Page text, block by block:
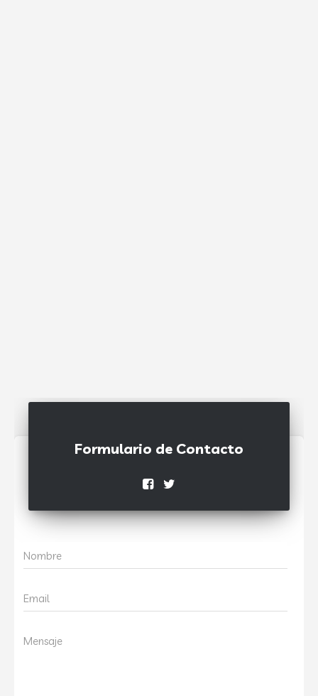
Formulario de Contacto
Nombre
Email
Mensaje